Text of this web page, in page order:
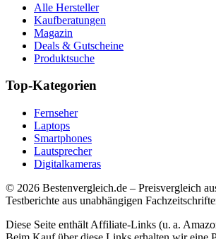
Alle Hersteller
Kaufberatungen
Magazin
Deals & Gutscheine
Produktsuche
Top-Kategorien
Fernseher
Laptops
Smartphones
Lautsprecher
Digitalkameras
© 2026 Bestenvergleich.de – Preisvergleich
Testberichte aus unabhängigen
Diese Seite enthält Affiliate-Links (u. a.